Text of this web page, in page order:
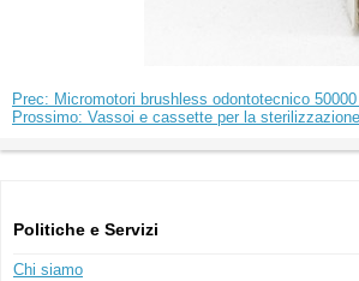
Prec: Micromotori brushless odontotecnico
Prossimo: Vassoi e cassette per la
Politiche e Servizi
Chi siamo